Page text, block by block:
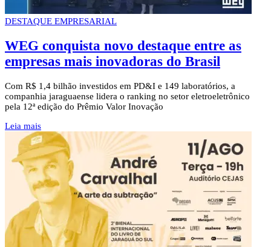
DESTAQUE EMPRESARIAL
WEG conquista novo destaque entre as
empresas mais inovadoras do Brasil
Com R$ 1,4 bilhão investidos em PD&I e 149 laboratórios, a
companhia jaraguaense lidera o ranking no setor eletroeletrônico
pela 12ª edição do Prêmio Valor Inovação
Leia mais